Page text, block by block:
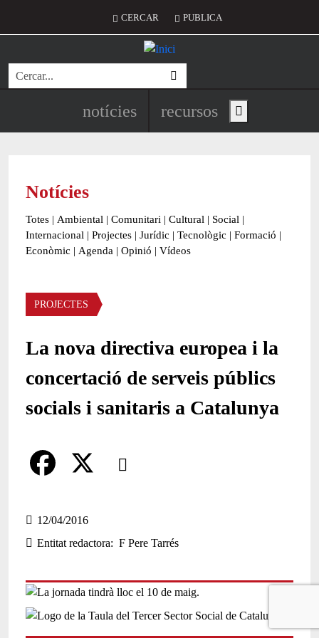
Menú del compte d'usuari
CERCAR PUBLICA
Cerca
Navegació principal de
notícies recursos Show main menu
Notícies
Totes | Ambiental | Comunitari | Cultural | Social |
Internacional | Projectes | Jurídic | Tecnològic | Formació |
Econòmic | Agenda | Opinió | Vídeos
Àmbit de la notícia
PROJECTES
La nova directiva europea i la
concertació de serveis públics
socials i sanitaris a Catalunya
Comparteix
a
c
b
o
12/04/2016
Entitat redactora
F Pere Tarrés